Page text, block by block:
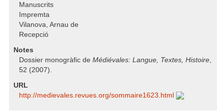
Manuscrits
Impremta
Vilanova, Arnau de
Recepció
Notes
Dossier monogràfic de Médiévales: Langue, Textes, Histoire,
52 (2007).
URL
http:/​/​medievales.revues.org/​sommaire1623.html